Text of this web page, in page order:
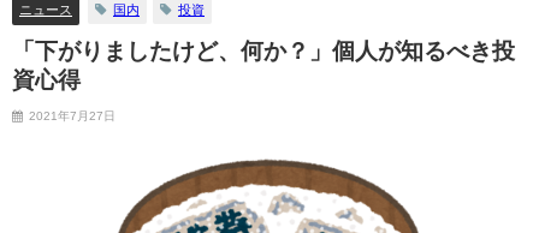
くすアンテナ
36歳の彼女と結婚したいのに、家族が猛反対。家族から信じられ
クーラーボックス積んで出発→途中で買い足し…50代公務員の“ド
ライブ”が地獄すぎた 他 / 2chnaviヘッドライン
ニュース 国内 投資
「下がりましたけど、何か？」個人が知るべき投
資心得
2021年7月27日